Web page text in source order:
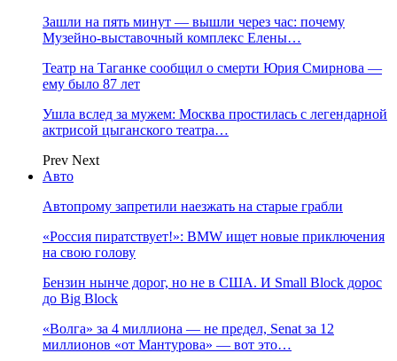
Зашли на пять минут — вышли через час: почему
Музейно-выставочный комплекс Елены…
Театр на Таганке сообщил о смерти Юрия Смирнова —
ему было 87 лет
Ушла вслед за мужем: Москва простилась с легендарной
актрисой цыганского театра…
Prev Next
Авто
Автопрому запретили наезжать на старые грабли
«Россия пиратствует!»: BMW ищет новые приключения
на свою голову
Бензин нынче дорог, но не в США. И Small Block дорос
до Big Block
«Волга» за 4 миллиона — не предел, Senat за 12
миллионов «от Мантурова» — вот это…